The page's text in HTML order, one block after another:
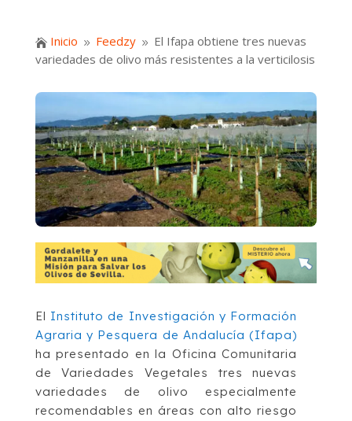
 Inicio 9 Feedzy 9 El Ifapa obtiene tres nuevas
variedades de olivo más resistentes a la verticilosis
El Instituto de Investigación y Formación
Agraria y Pesquera de Andalucía (Ifapa)
ha presentado en la Oficina Comunitaria
de Variedades Vegetales tres nuevas
variedades de olivo especialmente
recomendables en áreas con alto riesgo